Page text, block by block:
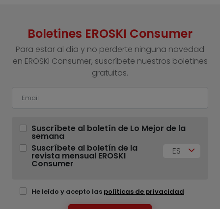
Boletines EROSKI Consumer
Para estar al día y no perderte ninguna novedad
en EROSKI Consumer, suscríbete nuestros boletines
gratuitos.
Suscríbete al boletín de Lo Mejor de la
semana
Suscríbete al boletín de la
revista mensual EROSKI
Consumer
ES
He leído y acepto las políticas de privacidad